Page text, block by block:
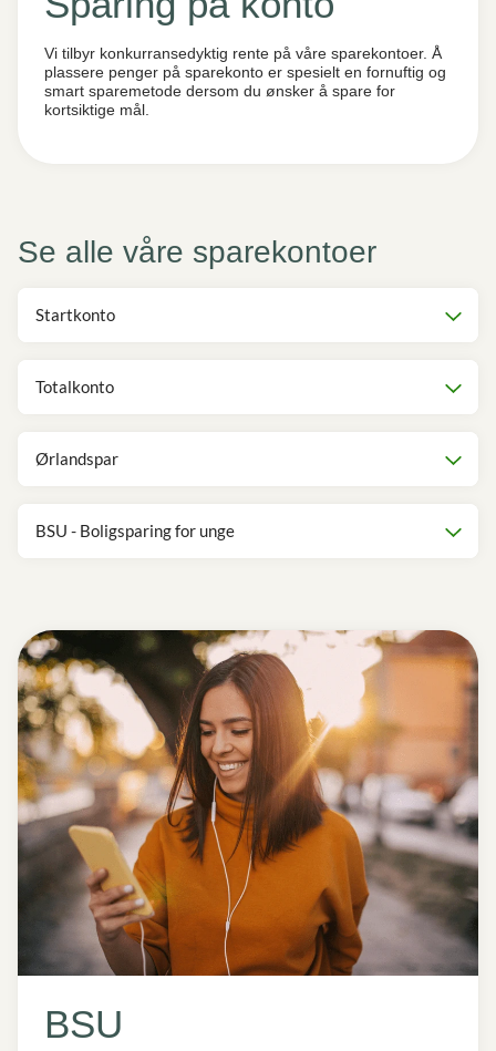
Vi tilbyr konkurransedyktig rente på våre sparekontoer. Å
plassere penger på sparekonto er spesielt en fornuftig og
smart sparemetode dersom du ønsker å spare for
kortsiktige mål.
Se alle våre sparekontoer
Startkonto
Totalkonto
Ørlandspar
BSU - Boligsparing for unge
BSU